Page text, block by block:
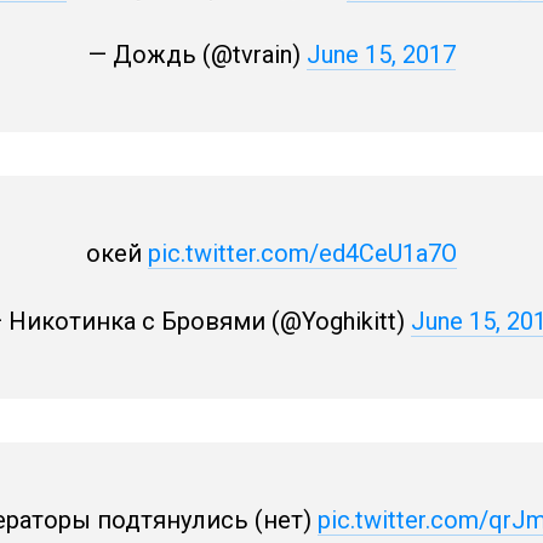
— Дождь (@tvrain) June 15, 2017
окей pic.twitter.com/ed4CeU1a7O
Никотинка с Бровями (@Yoghikitt) June 15,
подтянулись (нет) pic.twitter.com/